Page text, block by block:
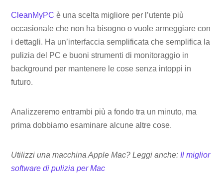
CleanMyPC è una scelta migliore per l’utente più
occasionale che non ha bisogno o vuole armeggiare con
i dettagli. Ha un’interfaccia semplificata che semplifica la
pulizia del PC e buoni strumenti di monitoraggio in
background per mantenere le cose senza intoppi in
futuro.
Analizzeremo entrambi più a fondo tra un minuto, ma
prima dobbiamo esaminare alcune altre cose.
Utilizzi una macchina Apple Mac? Leggi anche: Il miglior
software di pulizia per Mac